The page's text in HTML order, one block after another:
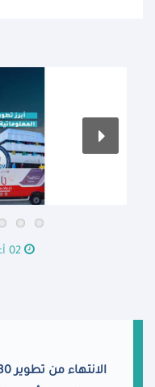
02 أغسطس 2025